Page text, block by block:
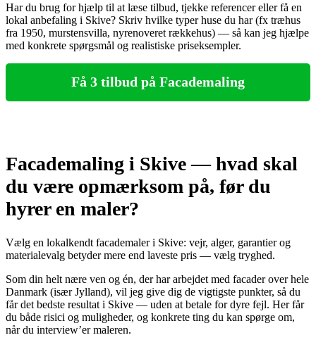
Har du brug for hjælp til at læse tilbud, tjekke referencer eller få en
lokal anbefaling i Skive? Skriv hvilke typer huse du har (fx træhus
fra 1950, murstensvilla, nyrenoveret rækkehus) — så kan jeg hjælpe
med konkrete spørgsmål og realistiske priseksempler.
Få 3 tilbud på Facademaling
Facademaling i Skive — hvad skal
du være opmærksom på, før du
hyrer en maler?
Vælg en lokalkendt facademaler i Skive: vejr, alger, garantier og
materialevalg betyder mere end laveste pris — vælg tryghed.
Som din helt nære ven og én, der har arbejdet med facader over hele
Danmark (især Jylland), vil jeg give dig de vigtigste punkter, så du
får det bedste resultat i Skive — uden at betale for dyre fejl. Her får
du både risici og muligheder, og konkrete ting du kan spørge om,
når du interview’er maleren.